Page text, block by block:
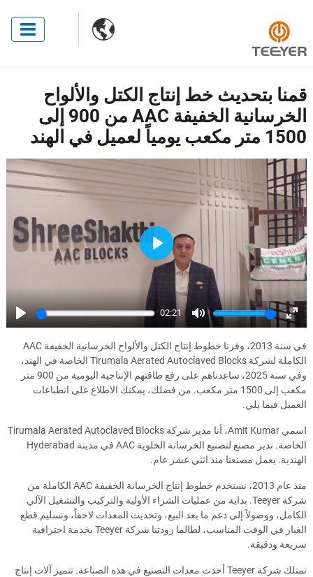

قمنا بتحديث خط إنتاج الكتل والألواح
الخرسانية الخفيفة AAC من 900 إلى
1500 متر مكعب يومياً لعميل في الهند
Play
02:21
Mute
Play
في سنة 2013، وفرنا خطوط إنتاج الكتل والألواح الخرسانية الخفيفة AAC
الكاملة لشركة Tirumala Aerated Autoclaved Blocks الخاصة في الهند،
وفي سنة 2025، ساعدناهم على رفع طاقتهم الإنتاجية اليومية من 900 متر
مكعب إلى 1500 متر مكعب. من فضلك، يمكنك الاطلاع على انطباعات
العميل فيما يلي.
اسمي Amit Kumar، أنا مدير شركة Tirumala Aerated Autoclaved Blocks
الخاصة. ندير مصنع لتصنيع الخرسانة الخلوية AAC في مدينة Hyderabad
الهندية. يعمل مصنعنا منذ اثني عشر عام.
منذ عام 2013، نستخدم خطوط إنتاج الخرسانة الخفيفة AAC الكاملة من
شركة Teeyer. بداية من عمليات الشراء الأولية والتركيب والتشغيل الآلي
الكامل، ووصولاً إلى دعم ما بعد البيع، وتحديث المعدات لاحقاً، وتسليم قطع
الغيار في الوقت المناسب، لطالما زودتنا شركة Teeyer بخدمة احترافية
سريعة ودقيقة.
تمتلك شركة Teeyer أحدث معدات التصنيع في هذه الصناعة. تتميز آلات إنتاج